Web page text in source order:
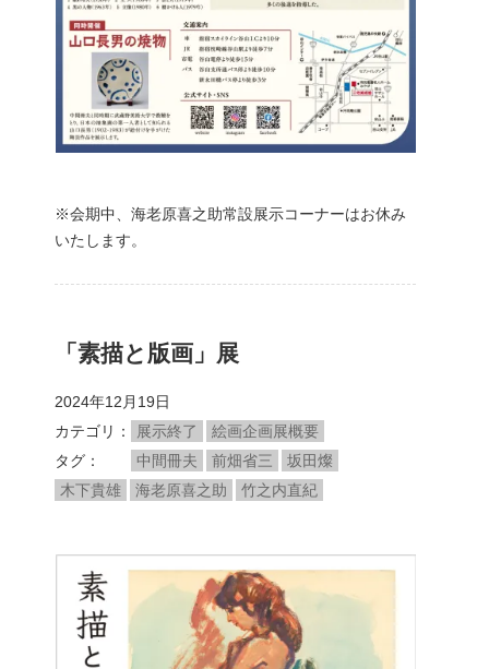
※会期中、海老原喜之助常設展示コーナーはお休み
いたします。
「素描と版画」展
2024年12月19日
カテゴリ
展示終了
絵画企画展概要
タグ
中間冊夫 前畑省三
坂田燦
木下貴雄
海老原喜之助 竹之内直紀